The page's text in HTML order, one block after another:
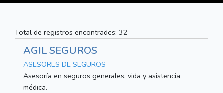
Total de registros encontrados: 32
AGIL SEGUROS
ASESORES DE SEGUROS
Asesoría en seguros generales, vida y asistencia
médica.